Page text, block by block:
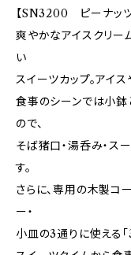
【SN3200 ピーナッツ
爽やかなアイスクリー
い
スイーツカップ。アイ
食事のシーンでは小鉢
ので、
そば猪口・湯呑み・ス
す。
さらに、専用の木製コ
ー・
小皿の3通りに使える「